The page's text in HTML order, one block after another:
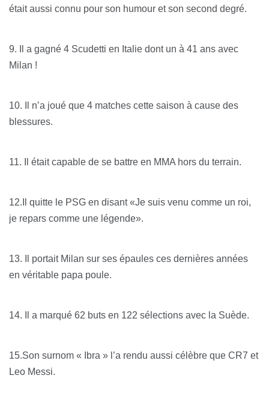
était aussi connu pour son humour et son second degré.
9. Il a gagné 4 Scudetti en Italie dont un à 41 ans avec
Milan !
10. Il n’a joué que 4 matches cette saison à cause des
blessures.
11. Il était capable de se battre en MMA hors du terrain.
12.Il quitte le PSG en disant «Je suis venu comme un roi,
je repars comme une légende».
13. Il portait Milan sur ses épaules ces dernières années
en véritable papa poule.
14. Il a marqué 62 buts en 122 sélections avec la Suède.
15.Son surnom « Ibra » l’a rendu aussi célèbre que CR7 et
Leo Messi.